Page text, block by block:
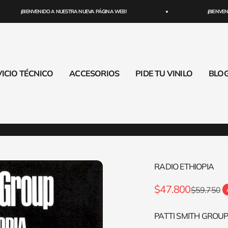
¡BIENVENIDO A NUESTRA NUEVA PÁGINA WEB!
TÉCNICO ACCESORIOS PIDE TU VINILO
RADIO ETHIOPIA
Precio de oferta
$47.800Precio
$59.750
PATTI SMITH